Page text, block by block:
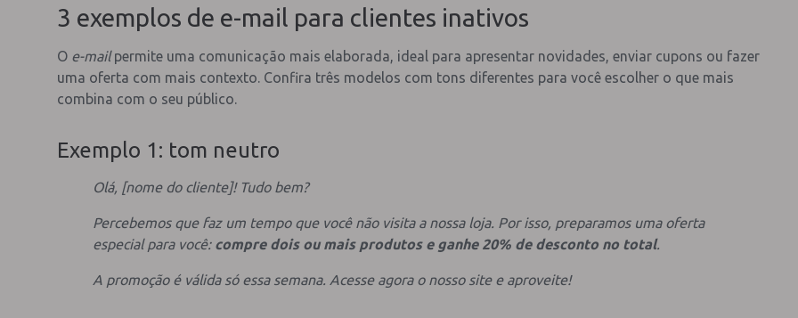
3 exemplos de e-mail para clientes inativos
O e-mailpermite uma comunicação mais elaborada, ideal para apresentar novidades, enviar cupons ou fazer
uma oferta com mais contexto. Confira três modelos com tons diferentes para você escolher o que mais
combina com o seu público.
Exemplo 1: tom neutro
Olá, [nome do cliente]! Tudo bem?
Percebemos que faz um tempo que você não visita a nossa loja. Por isso, preparamos uma oferta
especial para você: compre dois ou mais produtos e ganhe 20% de desconto no total.
A promoção é válida só essa semana. Acesse agora o nosso site e aproveite!